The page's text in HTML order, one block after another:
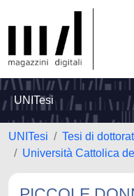
UNITesi
UNITesi
Tesi di
Università Cattolica